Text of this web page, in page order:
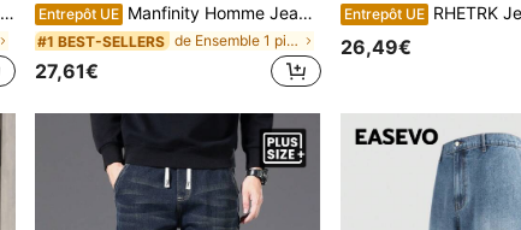
Entrepôt UE Manfinity Homme Jeans décontractés amples avec poches pour hommes grande taille, jeans noirs boyfriend
#1 BEST-SELLERS de Ensemble 1 pièce Jeans grande taille pour homme
27,61€
Entrepôt UE RHETRK Jeans en jean décontracté
26,49€